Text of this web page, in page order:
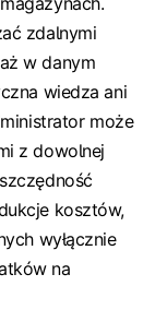
zdalnymi
w danym
wiedza ani
może
z dowolnej
kosztów,
wyłącznie
na